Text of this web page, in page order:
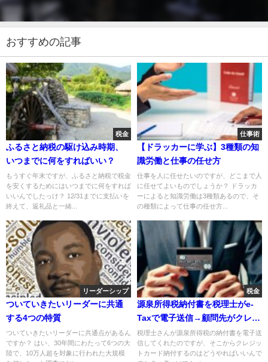
おすすめの記事
税金
ふるさと納税の駆け込み時期、
いつまでに何をすればいい？
もうすぐ年末ですが、ふるさと納税で税金
を安くするためにはいつまでに何をすれば
いいんでしたっけ？ 12/31までに支払いを
終えて、返礼品と一緒...
仕事術
【ドラッカーに学ぶ】3種類の知
識労働と仕事の任せ方
仕事を人に任せたいのですが、どこまで人
に任せてよいものでしょうか？ ドラッカ
ーによると知識労働は3種類あるので、そ
の種類によって仕事の任せ方...
リーダーシップ
ついていきたいリーダーに共通
する4つの特質
ついていきたいリーダーに共通点があるん
ですか？ はい、30年間にわたって6つの大
陸で、10万人超を対象に行われた大規模
税金
源泉所得税納付書を税理士がe-
Taxで電子送信→顧問先がクレジ
ットカード納付する方法【操作
画面付き】
税理士さんが源泉所得税の納付書を電子送
信してくれたのですが、そこからクレジッ
トカード納付するのはどうやればいいんで